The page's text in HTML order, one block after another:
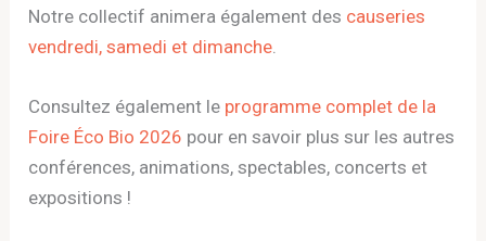
Notre collectif animera également des causeries
vendredi, samedi et dimanche.
Consultez également le programme complet de la
Foire Éco Bio 2026 pour en savoir plus sur les autres
conférences, animations, spectables, concerts et
expositions !